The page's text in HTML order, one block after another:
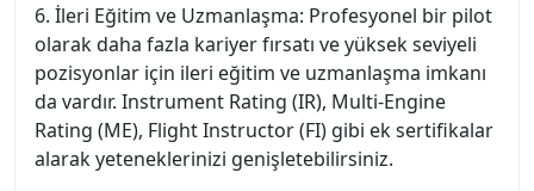
6. İleri Eğitim ve Uzmanlaşma: Profesyonel bir pilot
olarak daha fazla kariyer fırsatı ve yüksek seviyeli
pozisyonlar için ileri eğitim ve uzmanlaşma imkanı
da vardır. Instrument Rating (IR), Multi-Engine
Rating (ME), Flight Instructor (FI) gibi ek sertifikalar
alarak yeteneklerinizi genişletebilirsiniz.